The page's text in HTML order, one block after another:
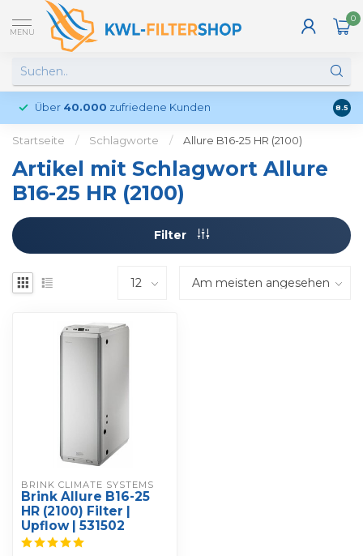
MENU
0
Über 40.000 zufriedene Kunden 8.5
Startseite / Schlagworte / Allure B16-25 HR (2100)
Artikel mit Schlagwort Allure
B16-25 HR (2100)
Filter
BRINK CLIMATE SYSTEMS
Brink Allure B16-25
HR (2100) Filter |
Upflow | 531502